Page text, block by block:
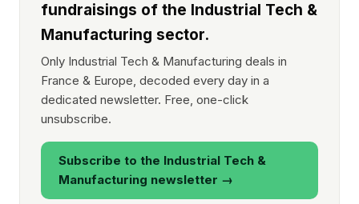
fundraisings of the Industrial Tech &
Manufacturing sector.
Only Industrial Tech & Manufacturing deals in
France & Europe, decoded every day in a
dedicated newsletter. Free, one-click
unsubscribe.
Subscribe to the Industrial Tech &
Manufacturing newsletter →